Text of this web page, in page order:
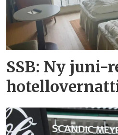
SSB: Ny juni-